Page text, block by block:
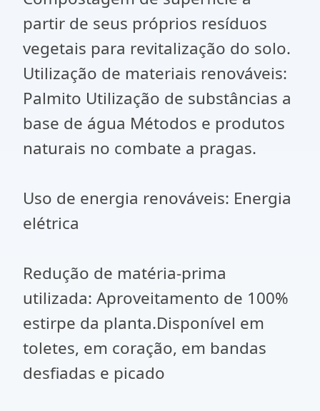
partir de seus próprios resíduos
vegetais para revitalização do solo.
Utilização de materiais renováveis:
Palmito Utilização de substâncias a
base de água Métodos e produtos
naturais no combate a pragas.
Uso de energia renováveis: Energia
elétrica
Redução de matéria-prima
utilizada: Aproveitamento de 100%
estirpe da planta.Disponível em
toletes, em coração, em bandas
desfiadas e picado